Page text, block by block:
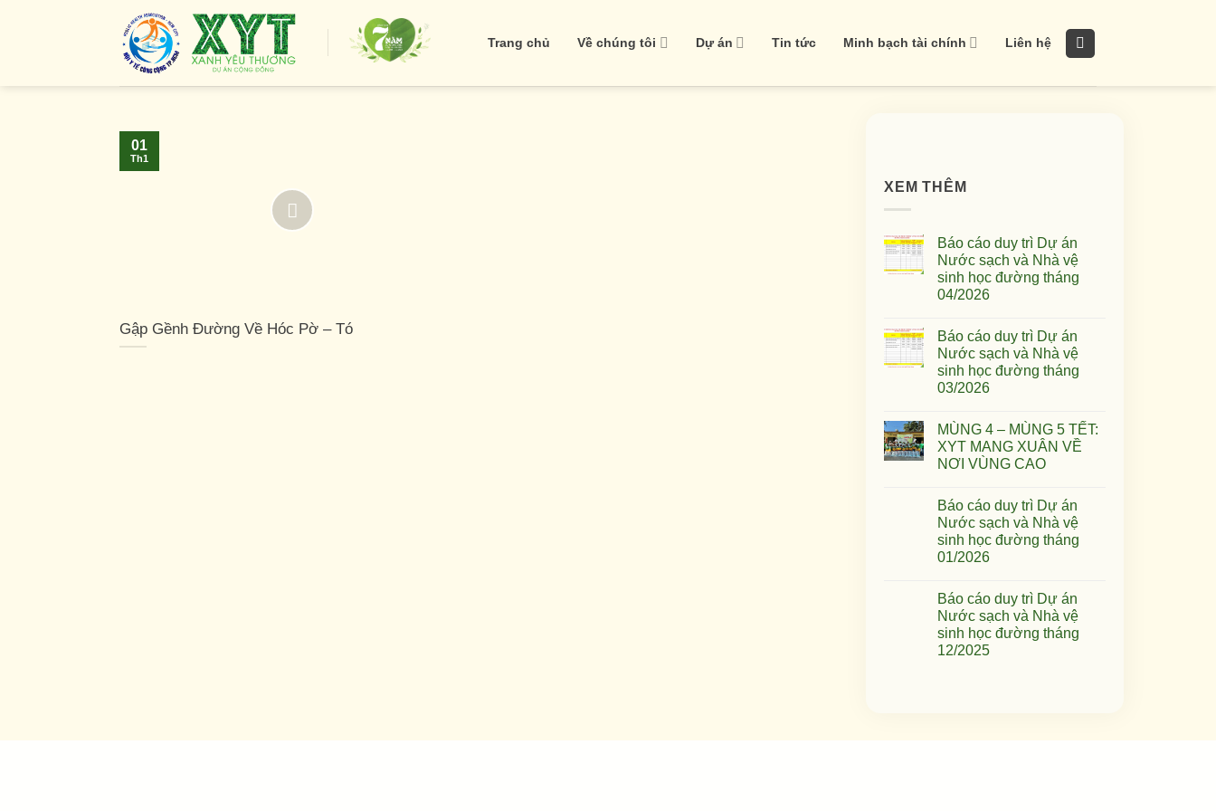
Trang chủ Về chúng tôi Dự án Tin tức Minh bạch tài chính Liên hệ
Gập Gềnh Đường Về Hóc Pờ – Tó
01
Th1
XEM THÊM
Báo cáo duy trì Dự án
Nước sạch và Nhà vệ
sinh học đường tháng
04/2026
Báo cáo duy trì Dự án
Nước sạch và Nhà vệ
sinh học đường tháng
03/2026
MÙNG 4 – MÙNG 5 TẾT:
XYT MANG XUÂN VỀ
NƠI VÙNG CAO
Báo cáo duy trì Dự án
Nước sạch và Nhà vệ
sinh học đường tháng
01/2026
Báo cáo duy trì Dự án
Nước sạch và Nhà vệ
sinh học đường tháng
12/2025